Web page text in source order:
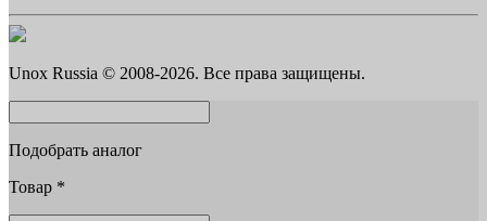
Unox Russia © 2008-2026. Все права защищены.
Подобрать аналог
Товар *